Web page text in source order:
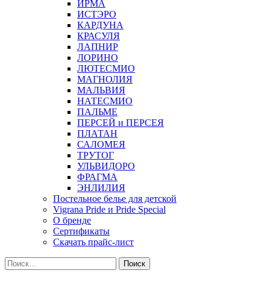
ИРМА
ИСТЭРО
КАРДУНА
КРАСУЛЯ
ЛАПНИР
ЛОРИНО
ЛЮТЕСМИО
МАГНОЛИЯ
МАЛЬВИЯ
НАТЕСМИО
ПАЛЬМЕ
ПЕРСЕЙ и ПЕРСЕЯ
ПЛАТАН
САЛОМЕЯ
ТРУТОГ
УЛЬВИДОРО
ФРАГМА
ЭНЛИЛИЯ
Постельное белье для детской
Vigrana Pride и Pride Special
О бренде
Сертификаты
Скачать прайс-лист
Найти: